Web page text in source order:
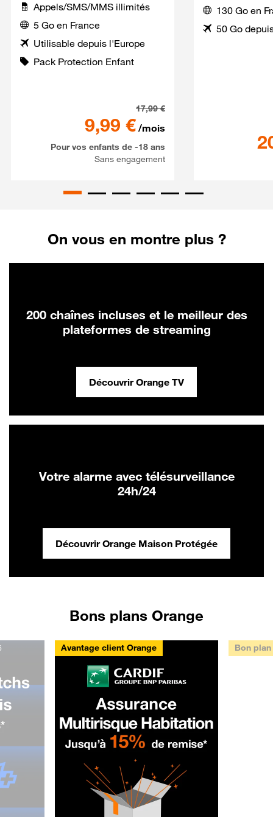
Appels/SMS/MMS illimités
5 Go en France
Utilisable depuis l'Europe
Pack Protection Enfant
17,99€
9,99 € /mois
Pour vos enfants de -18 ans
Sans engagement
130 Go en
50 Go
On vous en montre plus ?
200 chaînes incluses et le meilleur des
plateformes de streaming
Découvrir Orange TV
Votre alarme avec télésurveillance
24h/24
Découvrir Orange Maison Protégée
Bons plans Orange
Avantage client Orange Bon plan